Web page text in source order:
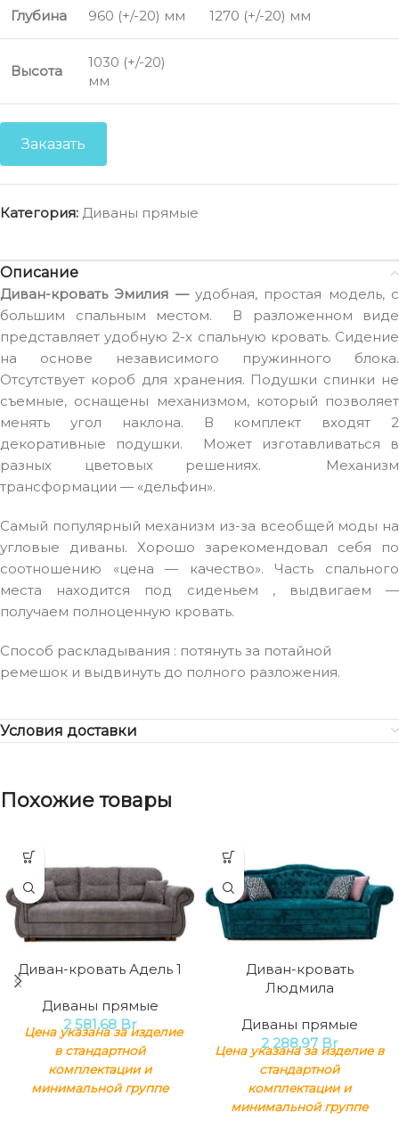
Глубина 960 (+/-20) мм 1270 (+/-20) мм
Высота
1030 (+/-20)
мм
Заказать
Категория: Диваны прямые
Описание
Диван-кровать Эмилия —удобная, простая модель, с
большим спальным местом. В разложенном виде
представляет удобную 2-х спальную кровать. Сидение
на основе независимого пружинного блока.
Отсутствует короб для хранения. Подушки спинки не
съемные, оснащены механизмом, который позволяет
менять угол наклона. В комплект входят 2
декоративные подушки. Может изготавливаться в
разных цветовых решениях. Механизм
трансформации — «дельфин».
Самый популярный механизм из-за всеобщей моды на
угловые диваны. Хорошо зарекомендовал себя по
соотношению «цена — качество». Часть спального
места находится под сиденьем , выдвигаем —
получаем полноценную кровать.
Способ раскладывания : потянуть за потайной
ремешок и выдвинуть до полного разложения.
Условия доставки
Похожие товары
Диван-кровать Адель 1
Диваны прямые
2 581,68 Br
Цена указана за изделие
в стандартной
комплектации и
минимальной группе
Диван-кровать
Людмила
Диваны прямые
2 288,97 Br
Цена указана за изделие в
стандартной
комплектации и
минимальной группе